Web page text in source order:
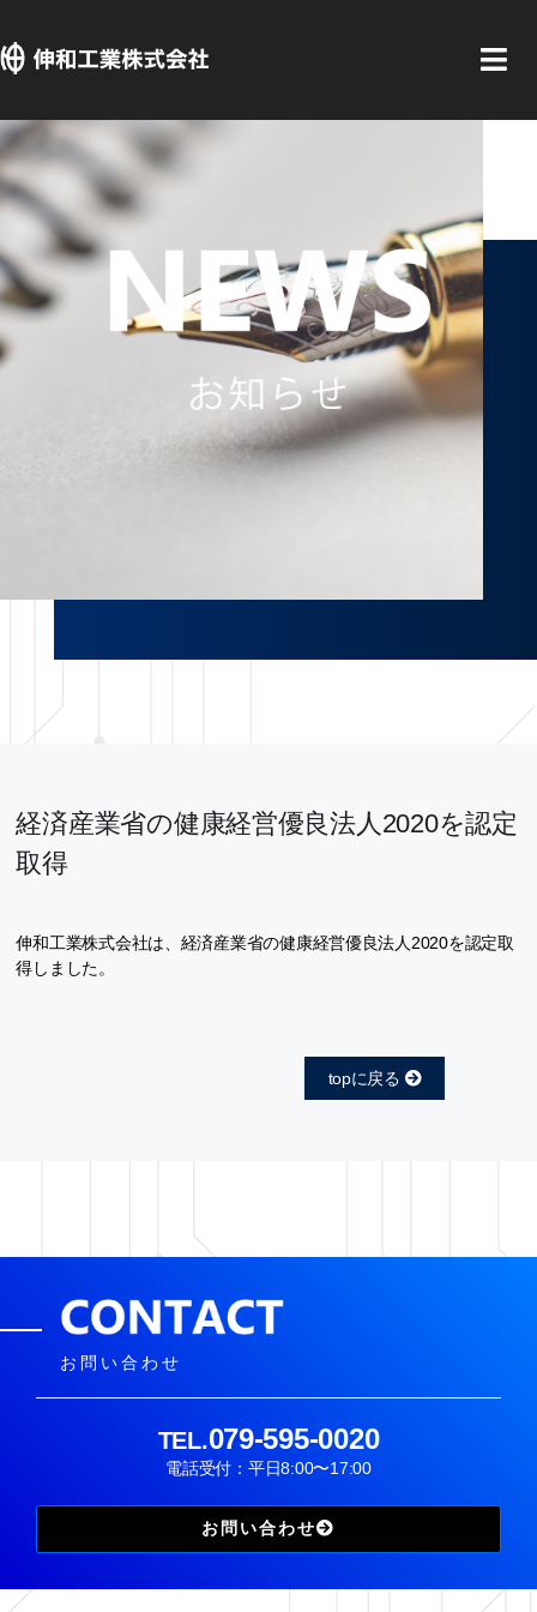
経済産業省の健康経営優良法人2020を認定
取得
伸和工業株式会社は、経済産業省の健康経営優良法人2020を認定取
得しました。
topに戻る
お問い合わせ
TEL.079-595-0020
電話受付：平日8:00〜17:00
お問い合わせ